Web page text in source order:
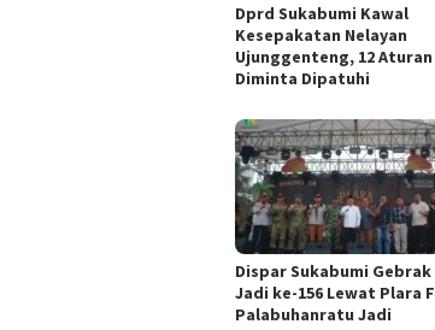
Dprd Sukabumi Kawal
Kesepakatan Nelayan
Ujunggenteng, 12 Aturan
Diminta Dipatuhi
Dispar Sukabumi Gebrak
Jadi ke-156 Lewat Plara
Palabuhanratu Jadi